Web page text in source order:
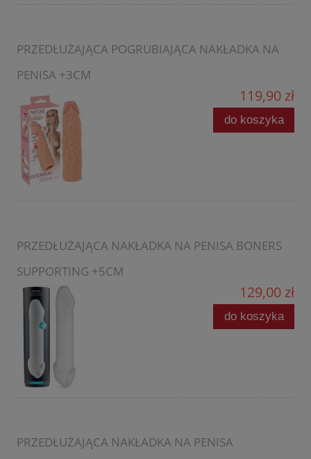
PRZEDŁUŻAJĄCA POGRUBIAJĄCA NAKŁADKA NA
PENISA +3CM
119,90 zł
do koszyka
PRZEDŁUŻAJĄCA NAKŁADKA NA PENISA BONERS
SUPPORTING +5CM
129,00 zł
do koszyka
PRZEDŁUŻAJĄCA NAKŁADKA NA PENISA